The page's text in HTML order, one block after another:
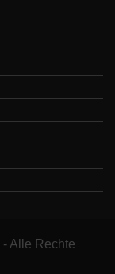
- Alle Rechte